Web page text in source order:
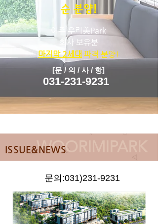
순 분양!
여주 우리美Park
회사 보유분
마지막 2세대 파격 분양!
[문 / 의 / 사 / 항]
031-231-9231
WOORIMIPARK
ISSUE&NEWS
문의:031)231-9231